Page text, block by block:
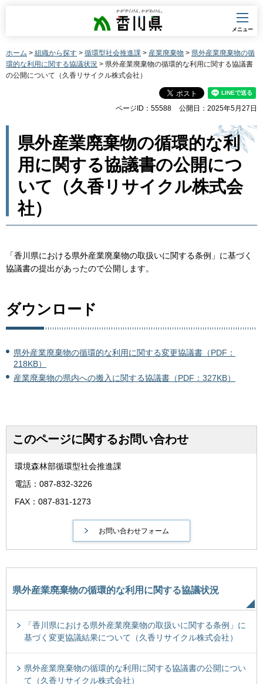
香川県
メニュー
ホーム > 組織から探す > 循環型社会推進課 > 産業廃棄物 > 県外産業廃棄物の循
環的な利用に関する協議状況 > 県外産業廃棄物の循環的な利用に関する協議書
の公開について（久香リサイクル株式会社）
ページID：55588 公開日：2025年5月27日
県外産業廃棄物の循環的な利
用に関する協議書の公開につ
いて（久香リサイクル株式会
社）
「香川県における県外産業廃棄物の取扱いに関する条例」に基づく
協議書の提出があったので公開します。
ダウンロード
県外産業廃棄物の循環的な利用に関する変更協議書（PDF：
218KB）
産業廃棄物の県内への搬入に関する協議書（PDF：327KB）
このページに関するお問い合わせ
環境森林部循環型社会推進課
電話：087-832-3226
FAX：087-831-1273
県外産業廃棄物の循環的な利用に関する協議状況
「香川県における県外産業廃棄物の取扱いに関する条例」に
基づく変更協議結果について（久香リサイクル株式会社）
県外産業廃棄物の循環的な利用に関する協議書の公開につい
て（久香リサイクル株式会社）